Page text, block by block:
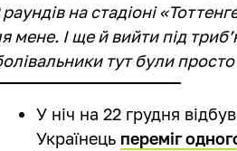
раундів на стадіоні
мене. І ще й вийти під
тут були
У ніч на 22 грудня
Українець переміг